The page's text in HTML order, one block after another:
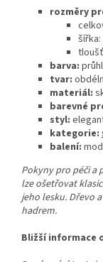
rozměry
šířka:
barva:
tvar:
materiál:
barevné
styl:
kategorie:
balení:
Pokyny pro péči a
lze ošetřovat
jeho lesku. Dřevo
hadrem.
Bližší informace